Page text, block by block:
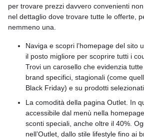
per trovare prezzi davvero convenienti
nel dettaglio dove trovare tutte le offerte,
nemmeno una.
Naviga e scopri l’homepage del sito
il posto migliore per scoprire tutti i
Trovi un carosello che evidenzia
brand specifici, stagionali (come
Black Friday) e su prodotti
La comodità della pagina Outlet. In
accessibile dal menù nella
sconti speciali, anche oltre il 40%.
nell’Outlet, dallo stile lifestyle fino ai